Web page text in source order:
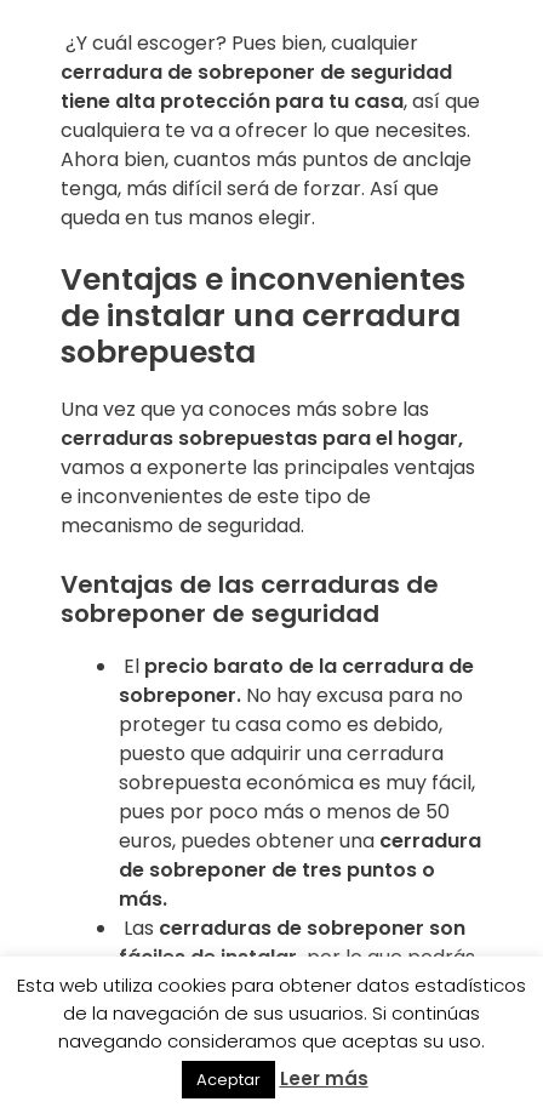
¿Y cuál escoger? Pues bien, cualquier
cerradura de sobreponer de seguridad
tiene alta protección para tu casa, así que
cualquiera te va a ofrecer lo que necesites.
Ahora bien, cuantos más puntos de anclaje
tenga, más difícil será de forzar. Así que
queda en tus manos elegir.
Ventajas e inconvenientes
de instalar una cerradura
sobrepuesta
Una vez que ya conoces más sobre las
cerraduras sobrepuestas para el hogar,
vamos a exponerte las principales ventajas
e inconvenientes de este tipo de
mecanismo de seguridad.
Ventajas de las cerraduras de
sobreponer de seguridad
El precio barato de la cerradura de
sobreponer. No hay excusa para no
proteger tu casa como es debido,
puesto que adquirir una cerradura
sobrepuesta económica es muy fácil,
pues por poco más o menos de 50
euros, puedes obtener una cerradura
de sobreponer de tres puntos o
más.
Las cerraduras de sobreponer son
fáciles de instalar, por lo que podrás
tener seguridad extra en muy poco
tiempo y sin necesidad de recurrir a
ningún profesional. Solo te hace falta
una caja de herramientas y un poco
de paciencia.
Esta web utiliza cookies para obtener datos estadísticos
de la navegación de sus usuarios. Si continúas
navegando consideramos que aceptas su uso.
Aceptar Leer más